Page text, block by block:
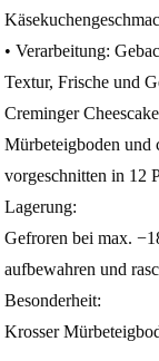
• Verarbeitung:
Textur, Frische und
Creminger
Mürbeteigboden und
vorgeschnitten in 12
Lagerung:
Gefroren bei max.
aufbewahren und
Besonderheit:
Krosser